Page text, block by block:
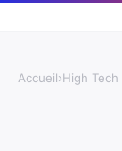
Accueil›High Tech